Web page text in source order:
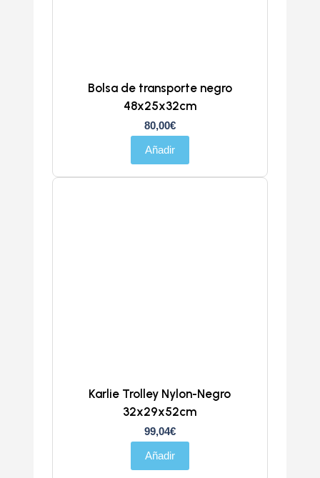
Bolsa de transporte negro
48x25x32cm
80,00€
Añadir
Karlie Trolley Nylon-Negro
32x29x52cm
99,04€
Añadir